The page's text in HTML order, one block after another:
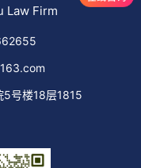
Law Firm
5号楼18层1815